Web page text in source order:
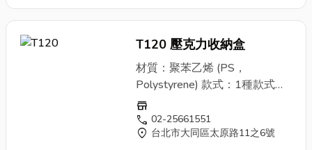
見諒。 ②商品會因原物料、廠
商製造品質管控等影響，外觀與
尺寸偶有差異但以現場商品為
主。建議訂購前致電洽詢，或至
門市確認後再購買。 ③因庫存
管控、商品流通頻繁，欲大量購
買建議您先來電洽詢避免向隅。
④商品售價均含稅且本公司依法
開立統一發票，故退換貨請攜帶
脆，無色透明。易被強酸、強
抗油脂，受到紫外光照射後易變
色。 其商品薄且脆弱，使用上
請避免摔撞。 ②塑膠商品，請
裂並更換。一經售出後，恕不接
受退換貨。 ③本商品非定型成
T120 壓克力收納盒
材質：聚苯乙烯 (PS，
Polystyrene) 款式：1種款式、
1種顏色(粉色) 規格與售價： ▶
３格 尺寸：外徑寬24x高8x
側8 cm 每格寬7.4x高
store
call 02-25661551
location_on 台北市大同區太原路11之6號